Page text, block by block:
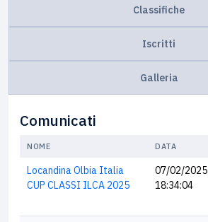
Classifiche
Iscritti
Galleria
Comunicati
NOME DATA
Locandina Olbia Italia
CUP CLASSI ILCA 2025
07/02/2025
18:34:04